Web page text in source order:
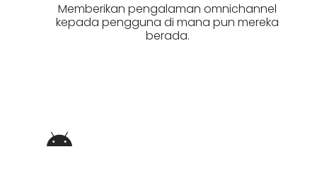
Memberikan pengalaman omnichannel
kepada pengguna di mana pun mereka
berada.